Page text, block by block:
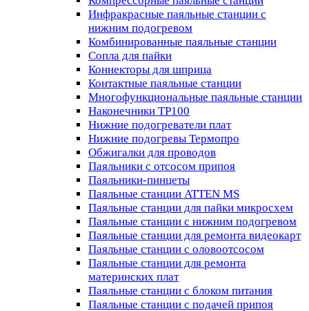
Инфракрасные паяльные станции с
нижним подогревом
Комбинированные паяльные станции
Сопла для пайки
Коннекторы для шприца
Контактные паяльные станции
Многофункциональные паяльные станции
Наконечники TP100
Нижние подогреватели плат
Нижние подогревы Термопро
Обжигалки для проводов
Паяльники с отсосом припоя
Паяльники-пинцеты
Паяльные станции ATTEN MS
Паяльные станции для пайки микросхем
Паяльные станции с нижним подогревом
Паяльные станции для ремонта видеокарт
Паяльные станции с оловоотсосом
Паяльные станции для ремонта
материнских плат
Паяльные станции с блоком питания
Паяльные станции с подачей припоя